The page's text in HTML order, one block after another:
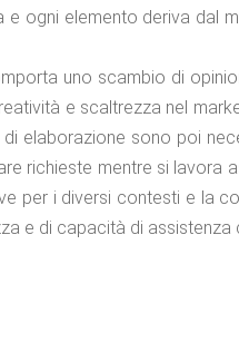
ogni elemento deriva dal
uno scambio di
e scaltrezza nel
elaborazione sono poi
richieste mentre si lavora
per i diversi contesti e la
e di capacità di